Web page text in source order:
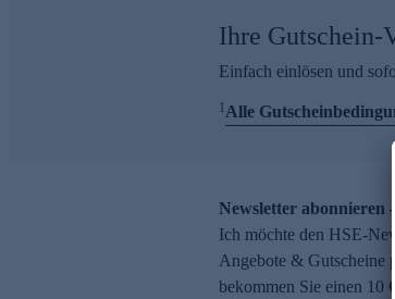
Ihre
Einfach einlösen und
1Alle
Newsletter abonnieren
Ich möchte den HSE-
Angebote & Gutscheine
bekommen Sie einen 10